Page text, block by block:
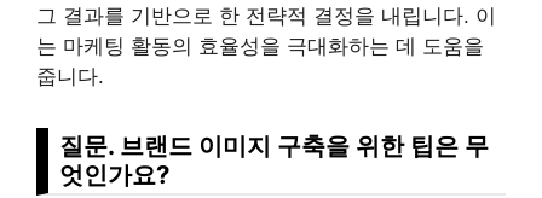
그 결과를 기반으로 한 전략적 결정을 내립니다. 이
는 마케팅 활동의 효율성을 극대화하는 데 도움을
줍니다.
질문. 브랜드 이미지 구축을 위한 팁은 무
엇인가요?